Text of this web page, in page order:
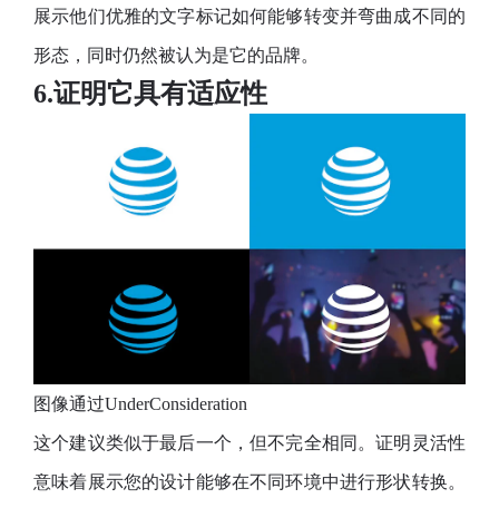
展示他们优雅的文字标记如何能够转变并弯曲成不同的
形态，同时仍然被认为是它的品牌。
6.证明它具有适应性
图像通过UnderConsideration
这个建议类似于最后一个，但不完全相同。证明灵活性
意味着展示您的设计能够在不同环境中进行形状转换。